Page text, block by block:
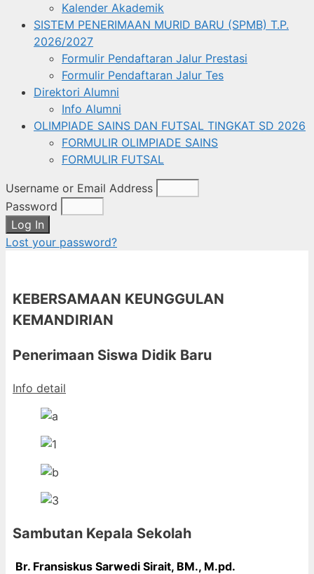
Kalender Akademik
SISTEM PENERIMAAN MURID BARU (SPMB) T.P.
2026/2027
Formulir Pendaftaran Jalur Prestasi
Formulir Pendaftaran Jalur Tes
Direktori Alumni
Info Alumni
OLIMPIADE SAINS DAN FUTSAL TINGKAT SD 2026
FORMULIR OLIMPIADE SAINS
FORMULIR FUTSAL
Username or Email Address
Password
Log In
Lost your password?
KEBERSAMAAN KEUNGGULAN
KEMANDIRIAN
Penerimaan Siswa Didik Baru
Info detail
Sambutan Kepala Sekolah
Br. Fransiskus Sarwedi Sirait, BM., M.pd.